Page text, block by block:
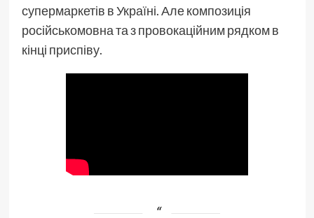
супермаркетів в Україні. Але композиція
російськомовна та з провокаційним рядком в
кінці приспіву.